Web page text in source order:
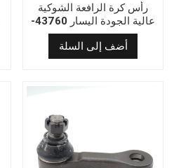
رأس كرة الرافعة الشوكية
عالية الجودة اليسار 43760-
33860-71
أضف إلى السلة